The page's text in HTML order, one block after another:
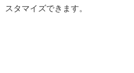
スタマイズできます。